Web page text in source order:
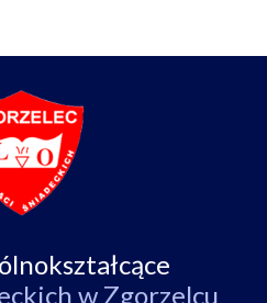
w Zgorzelcu